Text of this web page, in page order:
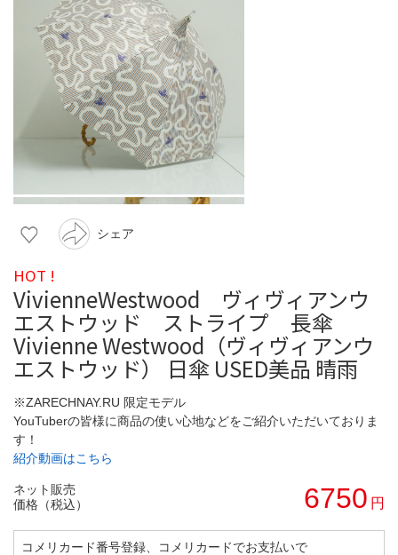
シェア
HOT !
VivienneWestwood ヴィヴィアンウ
エストウッド ストライプ 長傘
Vivienne Westwood（ヴィヴィアンウ
エストウッド） 日傘 USED美品 晴雨
※ZARECHNAY.RU 限定モデル
YouTuberの皆様に商品の使い心地などをご紹介いただいておりま
す！
紹介動画はこちら
ネット販売
価格（税込）
6750 円
コメリカード番号登録、コメリカードでお支払いで